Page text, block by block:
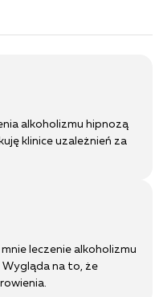
alkoholizmu hipnozą
klinice uzależnień za
leczenie alkoholizmu
na to, że